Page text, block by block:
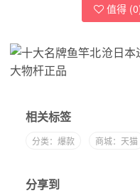
值得 (0
相关标签
分类：爆款 商城：天猫
分享到